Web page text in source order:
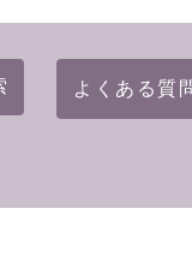
よくある質